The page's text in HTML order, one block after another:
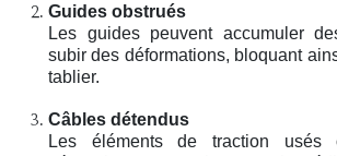
Guides obstrués
Les guides peuvent accumuler
subir des déformations, bloquant
tablier.
Câbles détendus
Les éléments de traction usés